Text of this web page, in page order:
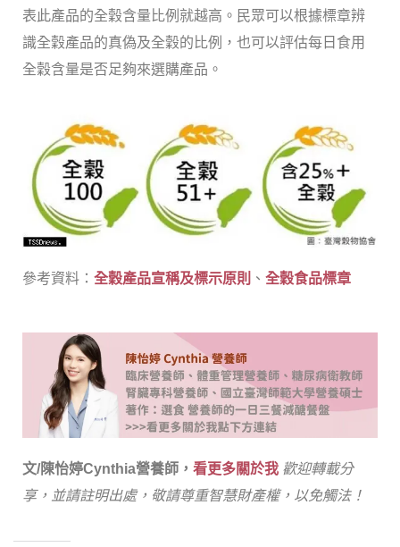
表此產品的全穀含量比例就越高。民眾可以根據標章辨
識全穀產品的真偽及全穀的比例，也可以評估每日食用
全穀含量是否足夠來選購產品。
參考資料： 全穀產品宣稱及標示原則 、 全穀食品標章
文/陳怡婷Cynthia營養師， 看更多關於我 歡迎轉載分
享，並請註明出處，敬請尊重智慧財產權，以免觸法！